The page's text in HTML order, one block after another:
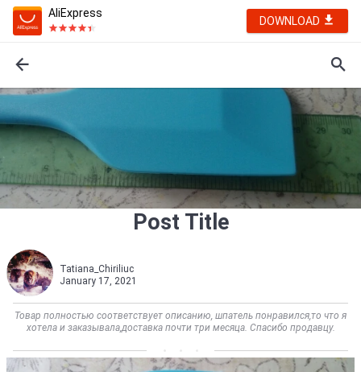
AliExpress
DOWNLOAD
Post Title
Tatiana_Chiriliuc
January 17, 2021
Товар полностью соответствует описанию, шпатель понравился,то что я
хотела и заказывала,доставка почти три месяца. Спасибо продавцу.